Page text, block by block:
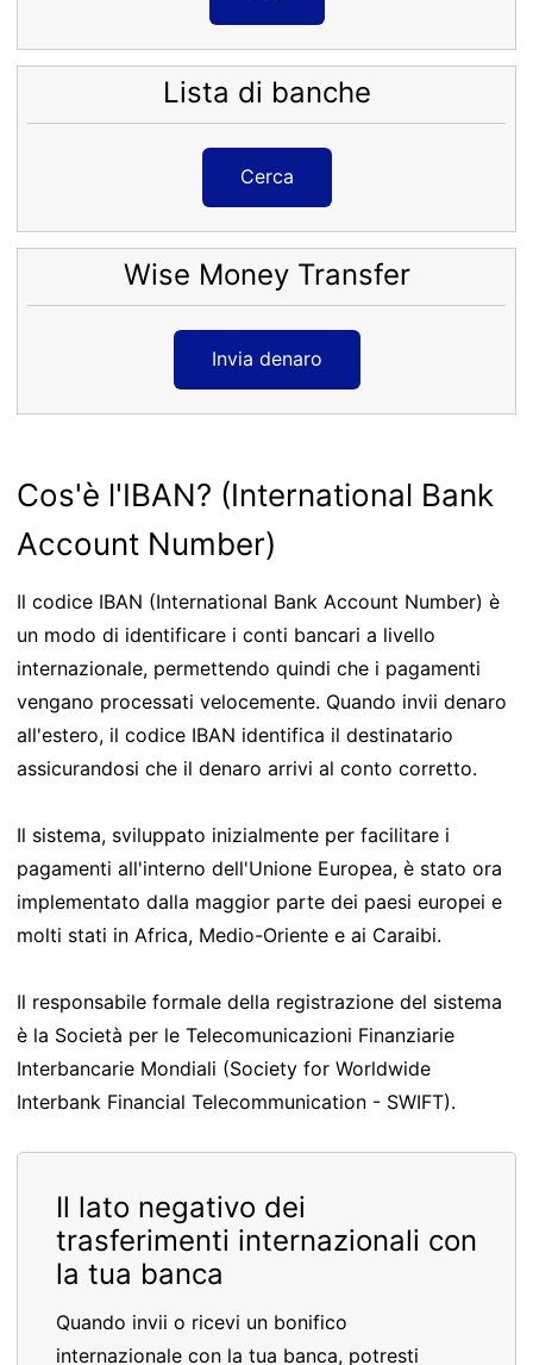
Lista di banche
Cerca
Wise Money Transfer
Invia denaro
Cos'è l'IBAN? (International Bank
Account Number)
Il codice IBAN (International Bank Account Number) è
un modo di identificare i conti bancari a livello
internazionale, permettendo quindi che i pagamenti
vengano processati velocemente. Quando invii denaro
all'estero, il codice IBAN identifica il destinatario
assicurandosi che il denaro arrivi al conto corretto.
Il sistema, sviluppato inizialmente per facilitare i
pagamenti all'interno dell'Unione Europea, è stato ora
implementato dalla maggior parte dei paesi europei e
molti stati in Africa, Medio-Oriente e ai Caraibi.
Il responsabile formale della registrazione del sistema
è la Società per le Telecomunicazioni Finanziarie
Interbancarie Mondiali (Society for Worldwide
Interbank Financial Telecommunication - SWIFT).
Il lato negativo dei
trasferimenti internazionali con
la tua banca
Quando invii o ricevi un bonifico
internazionale con la tua banca, potresti